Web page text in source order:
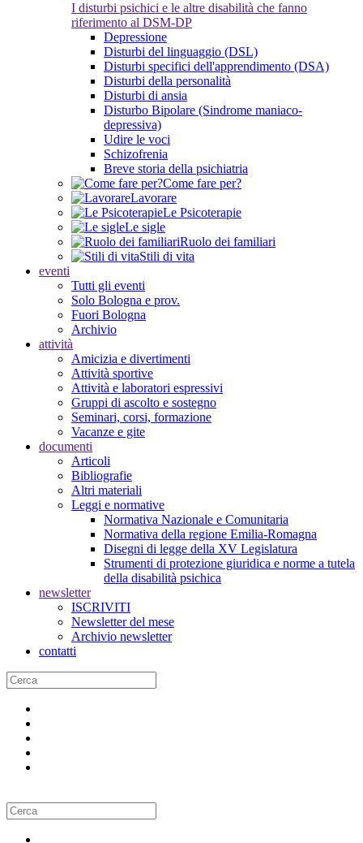
I disturbi psichici e le altre disabilità che fanno
riferimento al DSM-DP
Depressione
Disturbi del linguaggio (DSL)
Disturbi specifici dell'apprendimento (DSA)
Disturbi della personalità
Disturbi di ansia
Disturbo Bipolare (Sindrome maniaco-
depressiva)
Udire le voci
Schizofrenia
Breve storia della psichiatria
Come fare per?
Lavorare
Le Psicoterapie
Le sigle
Ruolo dei familiari
Stili di vita
eventi
Tutti gli eventi
Solo Bologna e prov.
Fuori Bologna
Archivio
attività
Amicizia e divertimenti
Attività sportive
Attività e laboratori espressivi
Gruppi di ascolto e sostegno
Seminari, corsi, formazione
Vacanze e gite
documenti
Articoli
Bibliografie
Altri materiali
Leggi e normative
Normativa Nazionale e Comunitaria
Normativa della regione Emilia-Romagna
Disegni di legge della XV Legislatura
Strumenti di protezione giuridica e norme a tutela
della disabilità psichica
newsletter
ISCRIVITI
Newsletter del mese
Archivio newsletter
contatti